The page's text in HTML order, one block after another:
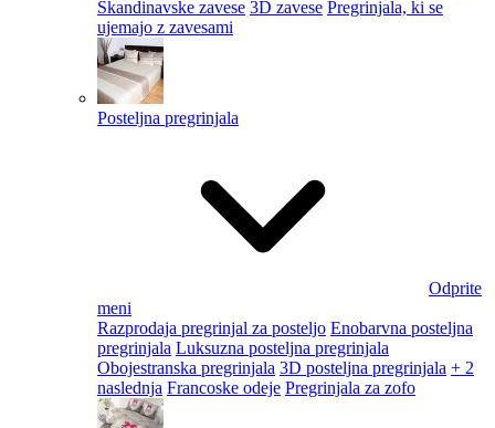
Skandinavske zavese 3D zavese Pregrinjala, ki se
ujemajo z zavesami
Posteljna pregrinjala
Odprite
meni
Razprodaja pregrinjal za posteljo Enobarvna posteljna
pregrinjala Luksuzna posteljna pregrinjala
Obojestranska pregrinjala 3D posteljna pregrinjala + 2
naslednja Francoske odeje Pregrinjala za zofo